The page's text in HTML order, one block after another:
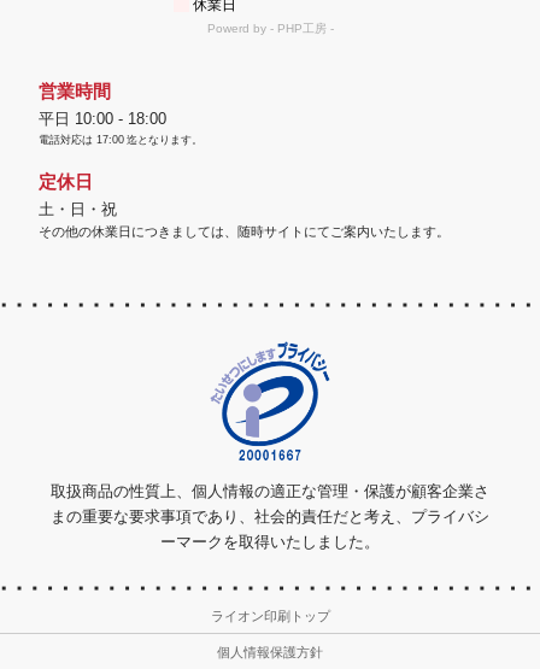
営業時間
平日 10:00 - 18:00
電話対応は 17:00 迄となります。
定休日
土・日・祝
その他の休業日につきましては、随時サイトにてご案内いたします。
取扱商品の性質上、個人情報の適正な管理・保護が顧客企業さ
まの重要な要求事項であり、社会的責任だと考え、プライバシ
ーマークを取得いたしました。
ライオン印刷トップ
個人情報保護方針